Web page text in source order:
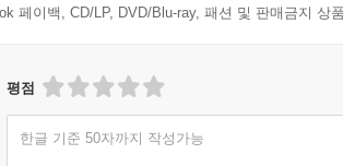
대기업 청년 테크 인턴 의무화
페이백, CD/LP, DVD/Blu-ray, 패션 및 판매금지 상
평점
한글 기준 50자까지 작성가능